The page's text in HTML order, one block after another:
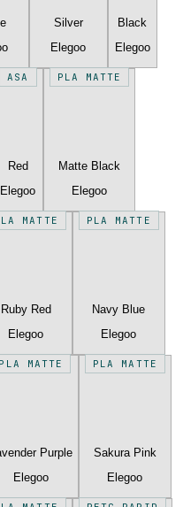
Silver
Elegoo
Black
Elegoo
ASA
Red
Elegoo
PLA MATTE
Matte Black
Elegoo
MATTE
Ruby Red
Elegoo
PLA MATTE
Navy Blue
Elegoo
PLA MATTE
Purple
Elegoo
PLA MATTE
Sakura Pink
Elegoo